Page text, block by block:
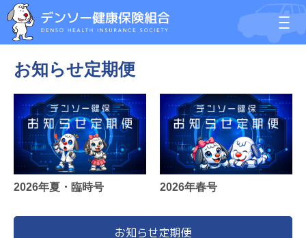
お知らせ定期便
2026年夏・臨時号 2026年春号
お知らせ定期便